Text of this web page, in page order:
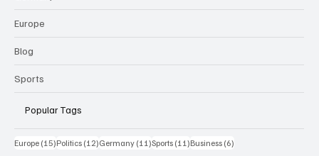
Europe
Blog
Sports
Popular Tags
Europe (15)15 Beiträge
Politics (12)12 Beiträge
Germany (11)11 Beiträge
Sports (11)11 Beiträge
Business (6)